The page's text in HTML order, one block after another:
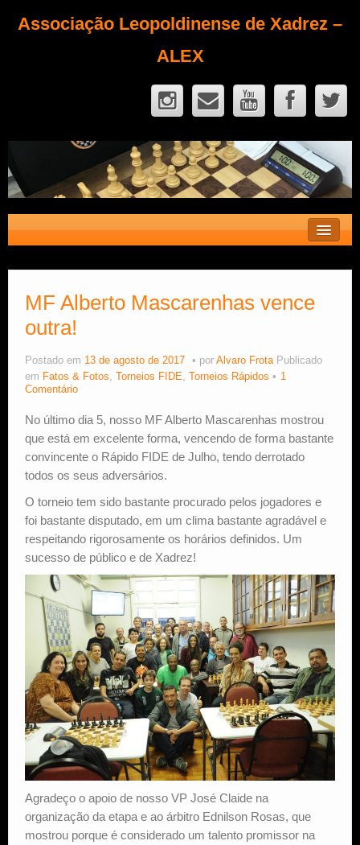
Associação Leopoldinense de Xadrez –
ALEX
Fique Sócio
Quem Somos?
Calendário
Estude Xadrez
MF Alberto Mascarenhas vence
outra!
Postado em 13 de agosto de 2017 por Alvaro Frota Publicado
em Fatos & Fotos, Torneios FIDE, Torneios Rápidos
1
Comentário
No último dia 5, nosso MF Alberto Mascarenhas mostrou
que está em excelente forma, vencendo de forma bastante
convincente o Rápido FIDE de Julho, tendo derrotado
todos os seus adversários.
O torneio tem sido bastante procurado pelos jogadores e
foi bastante disputado, em um clima bastante agradável e
respeitando rigorosamente os horários definidos. Um
sucesso de público e de Xadrez!
Agradeço o apoio de nosso VP José Claide na
organização da etapa e ao árbitro Ednilson Rosas, que
mostrou porque é considerado um talento promissor na